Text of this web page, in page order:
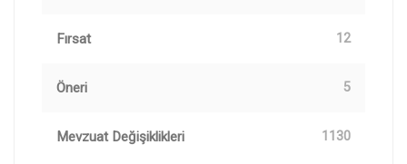
Fırsat 12
Öneri 5
Mevzuat Değişiklikleri 1130